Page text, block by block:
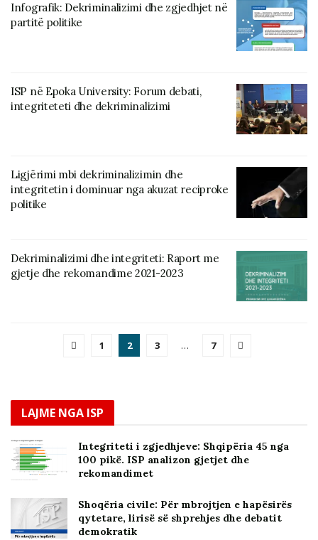
Infografik: Dekriminalizimi dhe zgjedhjet në
partitë politike
ISP në Epoka University: Forum debati,
integriteteti dhe dekriminalizimi
Ligjërimi mbi dekriminalizimin dhe
integritetin i dominuar nga akuzat reciproke
politike
Dekriminalizimi dhe integriteti: Raport me
gjetje dhe rekomandime 2021-2023
1 2 3 … 7
LAJME NGA ISP
Integriteti i zgjedhjeve: Shqipëria 45 nga
100 pikë. ISP analizon gjetjet dhe
rekomandimet
Shoqëria civile: Për mbrojtjen e hapësirës
qytetare, lirisë së shprehjes dhe debatit
demokratik